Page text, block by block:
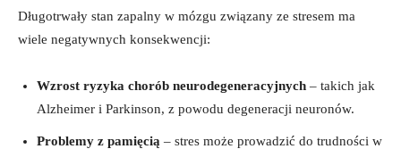
Długotrwały stan zapalny w mózgu związany ze stresem ma
wiele negatywnych konsekwencji:
Wzrost ryzyka chorób neurodegeneracyjnych – takich jak
Alzheimer i Parkinson, z powodu degeneracji neuronów.
Problemy z pamięcią – stres może prowadzić do trudności w